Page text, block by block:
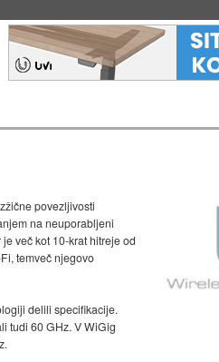
povezljivosti
na neuporabljeni
več kot 10-krat hitreje od
temveč njegovo
delili specifikacije.
tudi 60 GHz. V WiGig